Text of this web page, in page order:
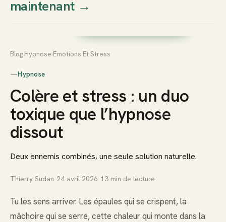
Thierry
Prendre rendez-vous dès
maintenant→
Blog Hypnose Emotions Et Stress
—Hypnose
Colère et stress : un duo
toxique que l’hypnose
dissout
Deux ennemis combinés, une seule solution naturelle.
Thierry Sudan 24 avril 2026 13 min de lecture
Tu les sens arriver. Les épaules qui se crispent, la
mâchoire qui se serre, cette chaleur qui monte dans la